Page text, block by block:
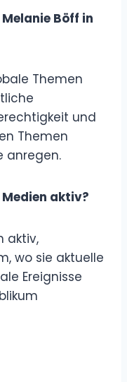
Böff in
Themen
und
Themen
anregen.
aktiv?
aktiv,
wo sie aktuelle
Ereignisse